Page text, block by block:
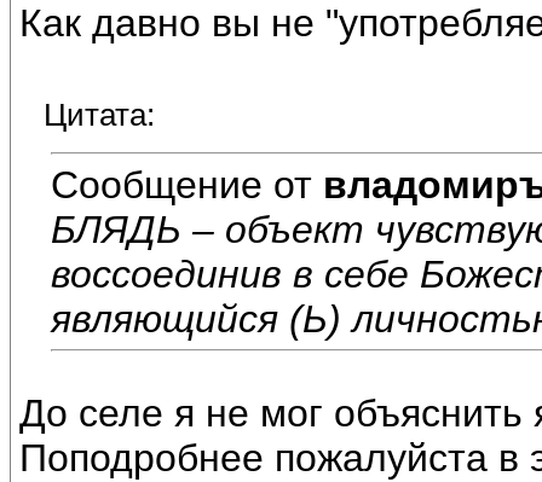
Как давно вы не
Цитата:
Сообщение от
БЛЯДЬ – объект
воссоединив в себе
являющийся (Ь)
До селе я не мог
Поподробнее пожалуйста в